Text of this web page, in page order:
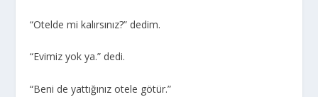
“Otelde mi kalırsınız?” dedim.
“Evimiz yok ya.” dedi.
“Beni de yattığınız otele götür.”